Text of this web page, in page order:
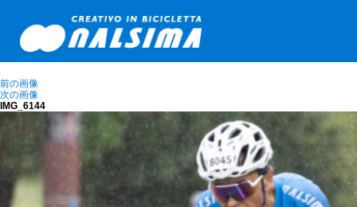
前の画像
次の画像
IMG_6144